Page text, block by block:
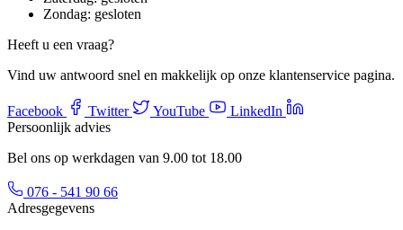
Zondag: gesloten
Heeft u een vraag?
Vind uw antwoord snel en makkelijk op onze klantenservice pagina.
Facebook Twitter YouTube
LinkedIn
Persoonlijk advies
Bel ons op werkdagen van 9.00 tot 18.00
076 - 541 90 66
Adresgegevens